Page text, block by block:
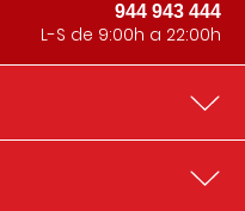
944 943 444
L-S de 9:00h a 22:00h